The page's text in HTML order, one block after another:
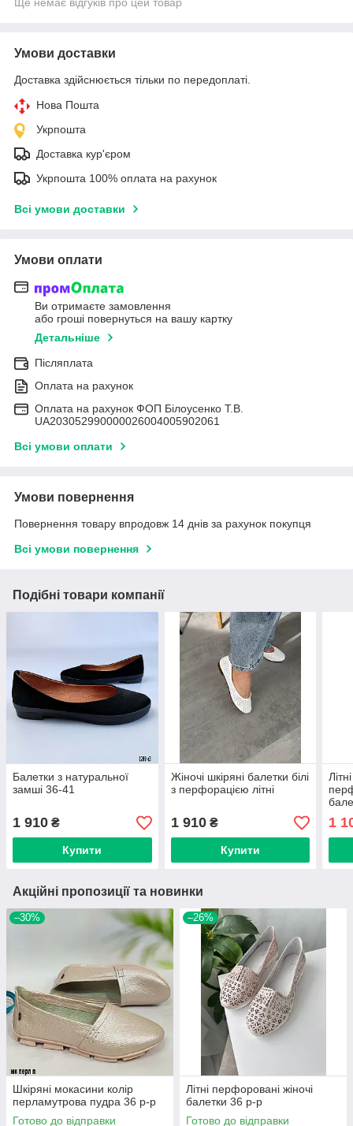
Умови доставки
Доставка здійснюється тільки по передоплаті.
Нова Пошта
Укрпошта
Доставка кур'єром
Укрпошта 100% оплата на рахунок
Всі умови доставки
Умови оплати
Ви отримаєте замовлення
або гроші повернуться на вашу картку
Детальніше
Післяплата
Оплата на рахунок
Оплата на рахунок ФОП Білоусенко Т.В.
UA203052990000026004005902061
Всі умови оплати
Умови повернення
Повернення товару впродовж 14 днів за рахунок покупця
Всі умови повернення
Подібні товари компанії
Балетки з натуральної
замші 36-41
1 910 ₴
Купити
Жіночі шкіряні балетки білі
з перфорацією літні
1 910₴
Купити
1
Акційні пропозиції та новинки
–30%
Шкіряні мокасини колір
перламутрова пудра 36 р-р
Готово до відправки
–26%
Літні перфоровані жіночі
балетки 36 р-р
Готово до відправки